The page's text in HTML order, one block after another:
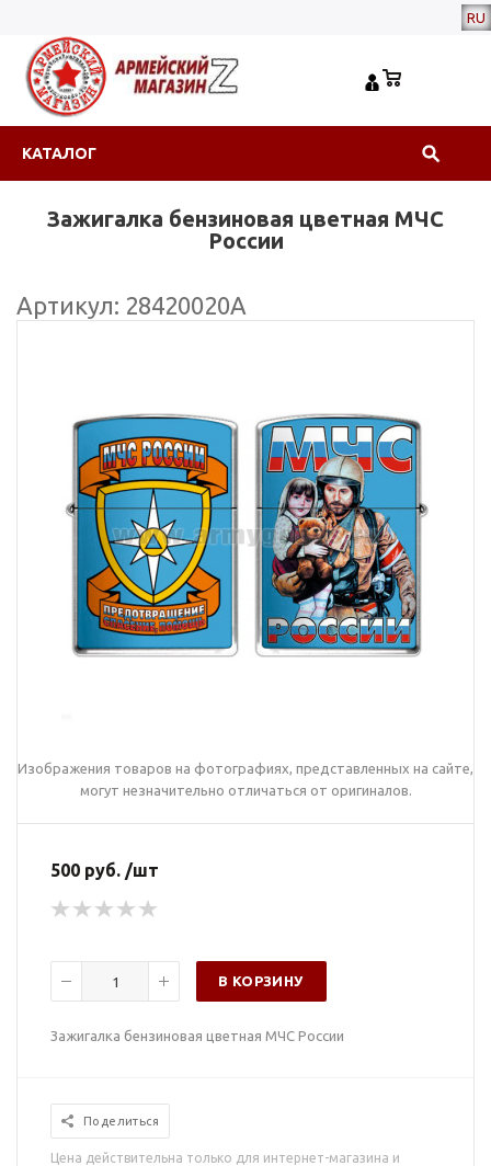
RU
КАТАЛОГ
Зажигалка бензиновая цветная МЧС
России
Артикул: 28420020А
Изображения товаров на фотографиях, представленных на сайте,
могут незначительно отличаться от оригиналов.
500 руб. /шт
В КОРЗИНУ
Зажигалка бензиновая цветная МЧС России
Поделиться
Цена действительна только для интернет-магазина и